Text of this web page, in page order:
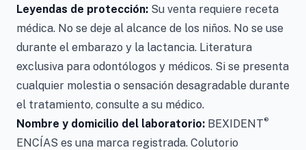
Leyendas de protección: Su venta requiere receta
médica. No se deje al alcance de los niños. No se use
durante el embarazo y la lactancia. Literatura
exclusiva para odontólogos y médicos. Si se presenta
cualquier molestia o sensación desagradable durante
el tratamiento, consulte a su médico.
Nombre y domicilio del laboratorio: BEXIDENT®
ENCÍAS es una marca registrada. Colutorio